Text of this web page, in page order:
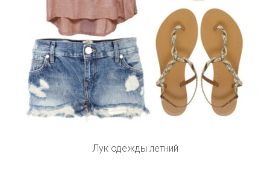
Лук одежды летний